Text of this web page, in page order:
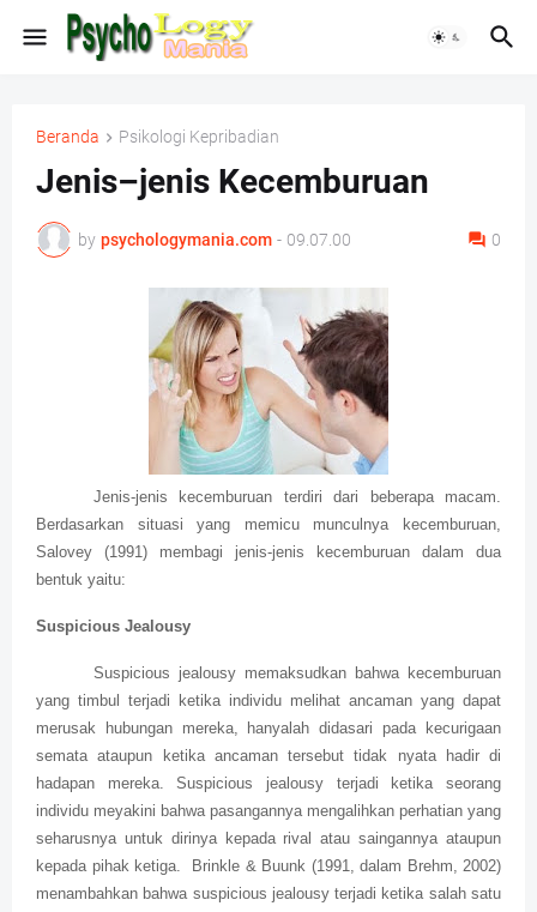
Beranda Psikologi Kepribadian
Jenis–jenis Kecemburuan
by psychologymania.com - 09.07.00 0
Jenis-jenis kecemburuan terdiri dari beberapa macam.
Berdasarkan situasi yang memicu munculnya kecemburuan,
Salovey (1991) membagi jenis-jenis kecemburuan dalam dua
bentuk yaitu:
Suspicious Jealousy
Suspicious jealousy memaksudkan bahwa kecemburuan
yang timbul terjadi ketika individu melihat ancaman yang dapat
merusak hubungan mereka, hanyalah didasari pada kecurigaan
semata ataupun ketika ancaman tersebut tidak nyata hadir di
hadapan mereka. Suspicious jealousy terjadi ketika seorang
individu meyakini bahwa pasangannya mengalihkan perhatian yang
seharusnya untuk dirinya kepada rival atau saingannya ataupun
kepada pihak ketiga. Brinkle & Buunk (1991, dalam Brehm, 2002)
menambahkan bahwa suspicious jealousy terjadi ketika salah satu